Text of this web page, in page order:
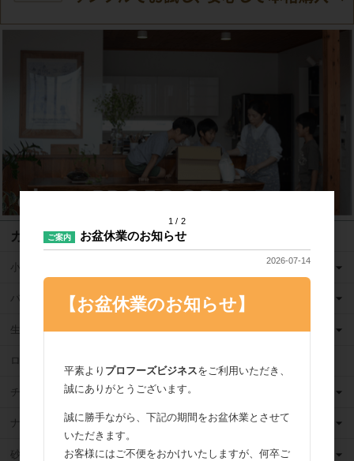
カテゴリ
小麦粉
バター
生クリーム
ロングライフ牛乳
チーズ
ナッツ
砂糖
1 2
ご案内 お盆休業のお知らせ
2026-07-14
【お盆休業のお知らせ】
平素より プロフーズビジネスをご利用いただき、
誠にありがとうございます。
誠に勝手ながら、下記の期間をお盆休業とさせて
いただきます。
お客様にはご不便をおかけいたしますが、何卒ご